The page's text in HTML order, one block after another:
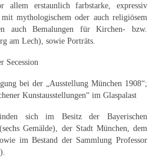
Dokumente
Künstler
allem erstaunlich farbstarke, expressiv
mythologischem oder auch religiösem
auch Bemalungen für Kirchen- bzw.
am Lech), sowie Porträts.
Secession
bei der „Ausstellung München 1908“;
Kunstausstellungen“ im Glaspalast
sich im Besitz der Bayerischen
Gemälde), der Stadt München, dem
im Bestand der Sammlung Professor